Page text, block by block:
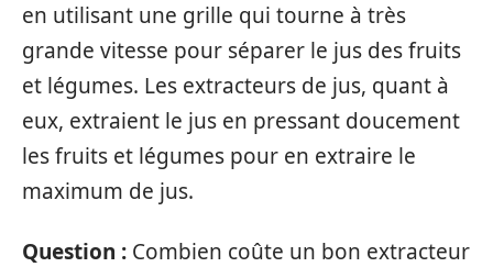
en utilisant une grille qui tourne à très
grande vitesse pour séparer le jus des fruits
et légumes. Les extracteurs de jus, quant à
eux, extraient le jus en pressant doucement
les fruits et légumes pour en extraire le
maximum de jus.
Question : Combien coûte un bon extracteur